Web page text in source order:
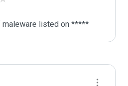
maleware listed on *****